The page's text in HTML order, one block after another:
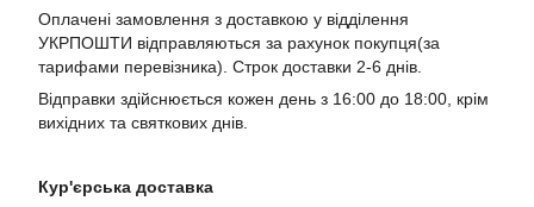
Оплачені замовлення з доставкою у відділення
УКРПОШТИ відправляються за рахунок покупця(за
тарифами перевізника). Строк доставки 2-6 днів.
Відправки здійснюється кожен день з 16:00 до 18:00, крім
вихідних та святкових днів.
Кур'єрська доставка